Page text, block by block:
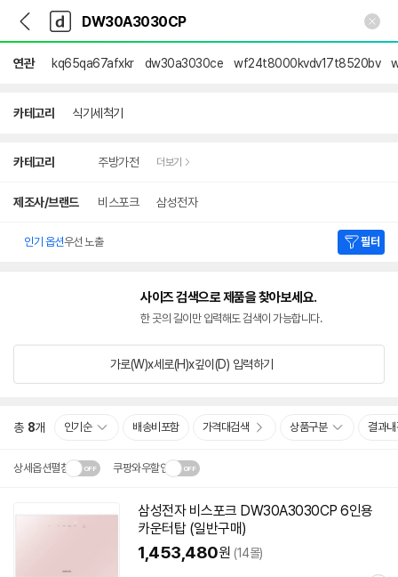
다
나
와
가
기
다
와
메
인
연관 kq65qa67afxkr dw30a3030ce wf24t8000kvdv17t8520bv
카테고리 식기세척기
카테고리 주방가전 더보기
제조사/브랜드 비스포크 삼성전자
인기 옵션우선 노출 필터
사이즈 검색으로 제품을 찾아보세요.
한 곳의 길이만 입력해도 검색이 가능합니다.
가로(W)x세로(H)x깊이(D) 입력하기
총 8개 인기순 배송비포함 가격대검색 상품구분 결과
상세옵션펼침 쿠팡와우할인
배송·설치비가 달라집니다.닫
기
삼성전자 비스포크 DW30A3030CP 6인용
카운터탑 (일반구매)
1,453,480원 (14몰)
동